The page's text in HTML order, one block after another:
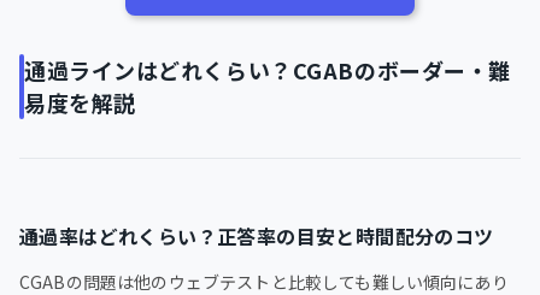
通過ラインはどれくらい？CGABのボーダー・難
易度を解説
通過率はどれくらい？正答率の目安と時間配分のコツ
CGABの問題は他のウェブテストと比較しても難しい傾向にあり